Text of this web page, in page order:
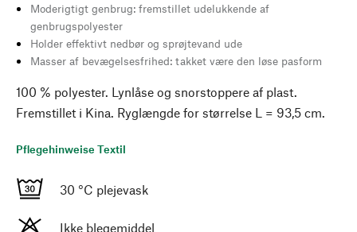
Moderigtigt genbrug: fremstillet udelukkende af
genbrugspolyester
Holder effektivt nedbør og sprøjtevand ude
Masser af bevægelsesfrihed: takket være den løse pasform
100 % polyester. Lynlåse og snorstoppere af plast.
Fremstillet i Kina. Ryglængde for størrelse L = 93,5 cm.
Pflegehinweise Textil
30 °C plejevask
Ikke blegemiddel